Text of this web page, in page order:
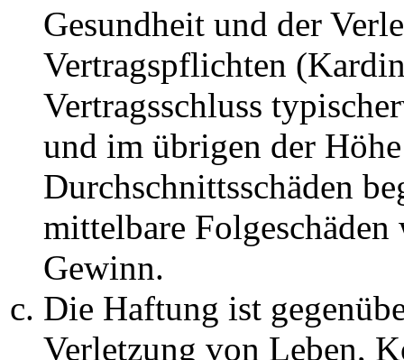
Gesundheit und der
Vertragspflichten
Vertragsschluss
und im übrigen der
Durchschnittsschäden
mittelbare Folgeschäden
Gewinn.
Die Haftung ist
Verletzung von Leben,